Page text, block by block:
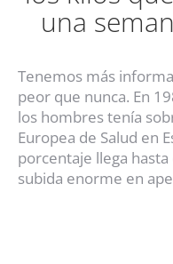
una
Tenemos más
peor que nunca. En
los hombres tenía
Europea de Salud en
porcentaje llega
subida enorme en